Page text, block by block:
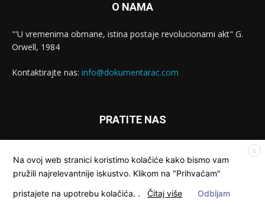
O NAMA
"'U vremenima obmane, istina postaje revolucionarni akt" G.
Orwell, 1984
Kontaktirajte nas: info@dokumentarac.com
PRATITE NAS
X
Na ovoj web stranici koristimo kolačiće kako bismo vam
pružili najrelevantnije iskustvo. Klikom na "Prihvaćam"
pristajete na upotrebu kolačića. . Čitaj više Odbijam